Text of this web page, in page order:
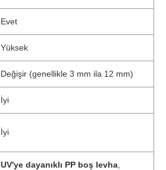
Evet
Yüksek
Değişir (genellikle 3 mm ila 12 mm)
İyi
İyi
UV'ye dayanıklı PP boş levha